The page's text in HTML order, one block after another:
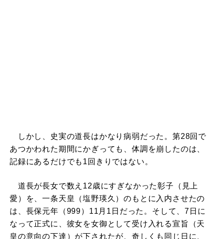
しかし、史実の道長はかなり病弱だった。第28回で
あつかわれた期間にかぎっても、体調を崩したのは、
記録にあるだけでも1回きりではない。
道長が長女で数え12歳にすぎなかった彰子（見上
愛）を、一条天皇（塩野瑛久）のもとに入内させたの
は、長保元年（999）11月1日だった。そして、7日に
なって正式に、彼女を女御として受け入れる宣旨（天
皇の意向の下達）が下されたが、奇しくも同じ日に、